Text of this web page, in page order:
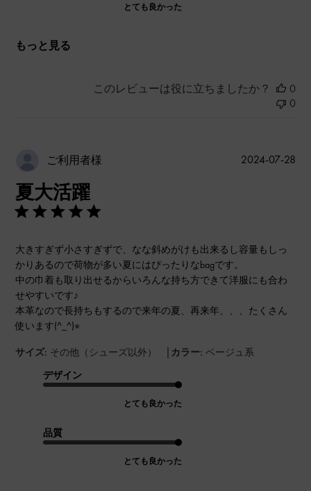
とても良かった
もっと見る
このレビューは役に立ちましたか？
0
0
ご利用者様
夏大活躍
大きすぎず小さすぎずで、なな斜めがけも出来るし容量もしっ
かりあるので荷物が多い夏にはぴったりなbagです。
中の巾着も取り出せるからいろんな持ち方できて洋服にも合わ
せやすいです♪
本革なので長持ちもするので来年の夏、再来年、、、たくさん
使います(^_^)⭐︎
サイズ: その他（シューズ以外） | カラー: ベージュ系
デザイン
とても良かった
品質
とても良かった
公
2024-07-28